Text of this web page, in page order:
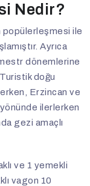
Nedir?
popülerleşmesi ile
Ayrıca
dönemlerine
doğu
Erzincan ve
ilerlerken
gezi amaçlı
ve 1 yemekli
vagon 10